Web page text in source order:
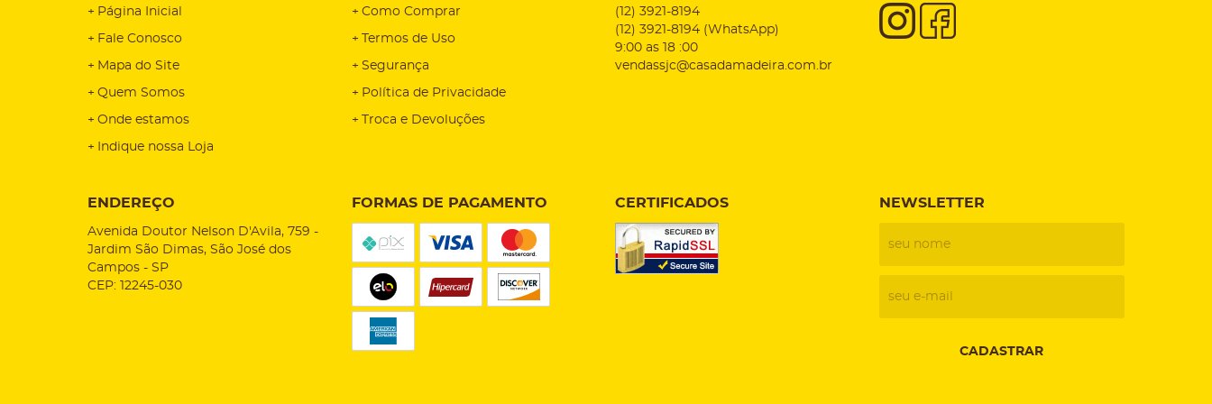
Página Inicial
Fale Conosco
Mapa do Site
Quem Somos
Onde estamos
Indique nossa Loja
Como Comprar
Termos de Uso
Segurança
Política de Privacidade
Troca e Devoluções
(12) 3921-8194
(12) 3921-8194 (WhatsApp)
9:00 as 18 :00
vendassjc@casadamadeira.com.br
ENDEREÇO
Avenida Doutor Nelson D'Avila, 759 -
Jardim São Dimas, São José dos
Campos - SP
CEP: 12245-030
FORMAS DE PAGAMENTO CERTIFICADOS NEWSLETTER
CADASTRAR